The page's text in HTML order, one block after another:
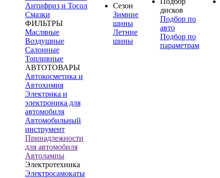
Антифриз и Тосол
Смазки
ФИЛЬТРЫ
Масляные
Воздушные
Салонные
Топливные
АВТОТОВАРЫ
Автокосметика и
Автохимия
Электрика и
электроника для
автомобиля
Автомобильный
инструмент
Принадлежности
для автомобиля
Автолампы
Электротехника
Электросамокаты
Сезон
Зимние
шины
Летние
шины
дисков
Подбор по
авто
Подбор по
параметрам